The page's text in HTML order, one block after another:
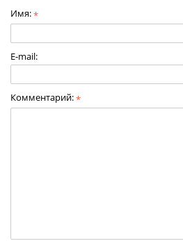
Имя:*
E-mail:
Комментарий:*